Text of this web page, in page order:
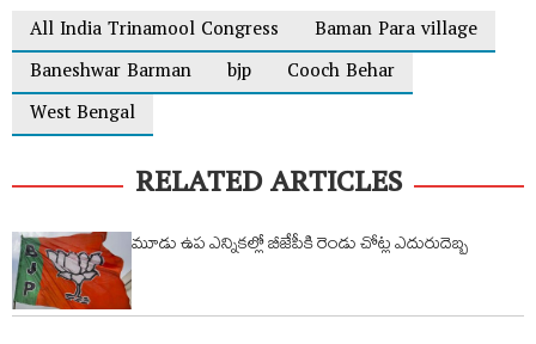
All India Trinamool Congress
Baman Para village
Baneshwar Barman
bjp
Cooch Behar
West Bengal
RELATED ARTICLES
మూడు ఉప ఎన్నికల్లో బీజేపీకి రెండు చోట్ల ఎదురుదెబ్బ